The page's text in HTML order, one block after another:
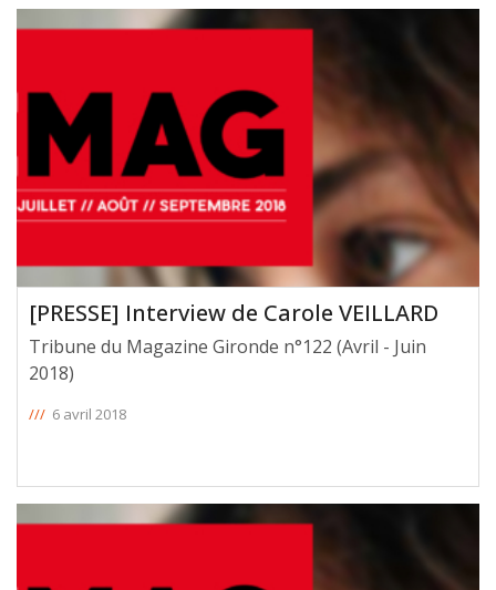
[PRESSE] Interview de Carole VEILLARD
Tribune du Magazine Gironde n°122 (Avril - Juin
2018)
/// 6 avril 2018